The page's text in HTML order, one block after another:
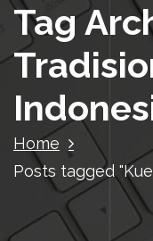
Tag
Home
Posts tagged